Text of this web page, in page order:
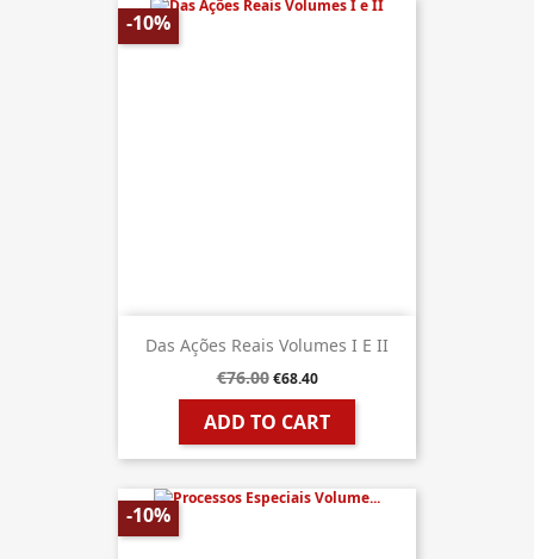
Das Ações Reais Volumes I E II
€76.00 €68.40
ADD TO CART
-10%
-10%